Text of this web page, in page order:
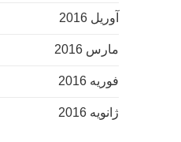
آوریل 2016
مارس 2016
فوریه 2016
ژانویه 2016